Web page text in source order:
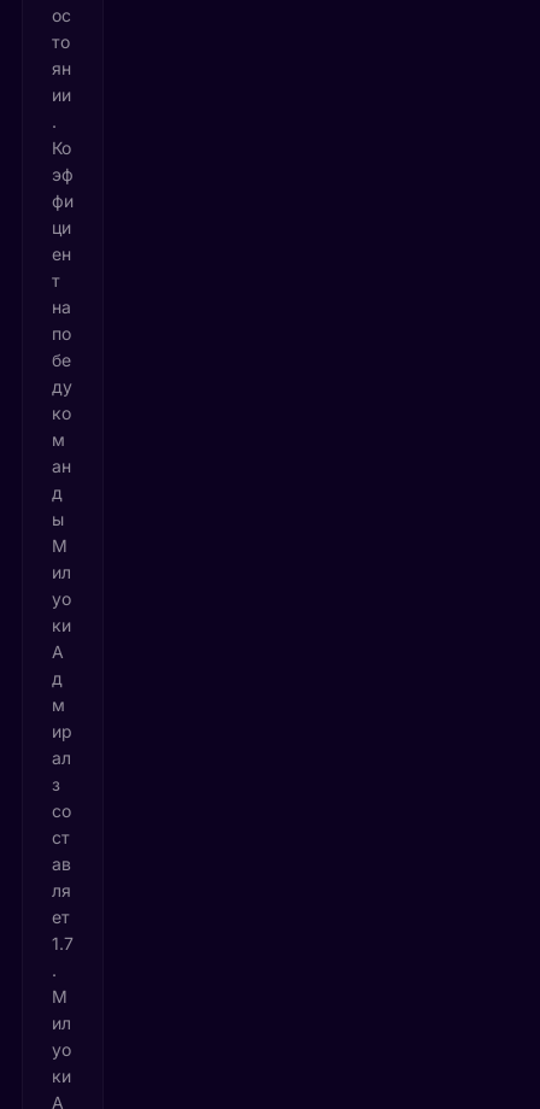
ос
то
ян
ии
.
Ко
эф
фи
ци
ен
т
на
по
бе
ду
ко
м
ан
д
ы
М
ил
уо
ки
А
д
м
ир
ал
з
со
ст
ав
ля
ет
1.7
.
М
ил
уо
ки
А